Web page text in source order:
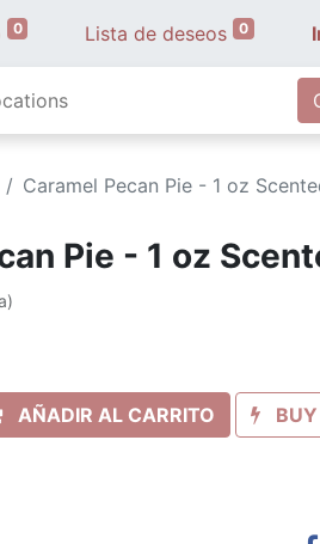
0 Lista de deseos 0
Caramel Pecan Pie - 1 oz
Pie - 1 oz
AÑADIR AL CARRITO